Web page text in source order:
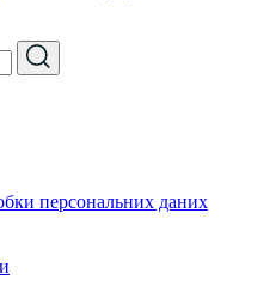
персональних даних